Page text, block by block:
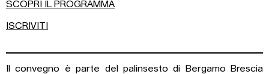
SCOPRI IL PROGRAMMA
ISCRIVITI
Il convegno è parte del palinsesto di Bergamo Brescia